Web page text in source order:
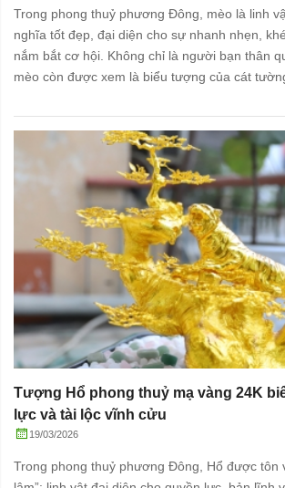
Trong phong thuỷ phương Đông, mèo là linh
nghĩa tốt đẹp, đại diện cho sự nhanh nhẹn,
nắm bắt cơ hội. Không chỉ là người bạn thân
mèo còn được xem là biểu tượng của cát
Tượng Hổ phong thuỷ mạ vàng 24K
lực và tài lộc vĩnh cửu
19/03/2026
Trong phong thuỷ phương Đông, Hổ được tôn